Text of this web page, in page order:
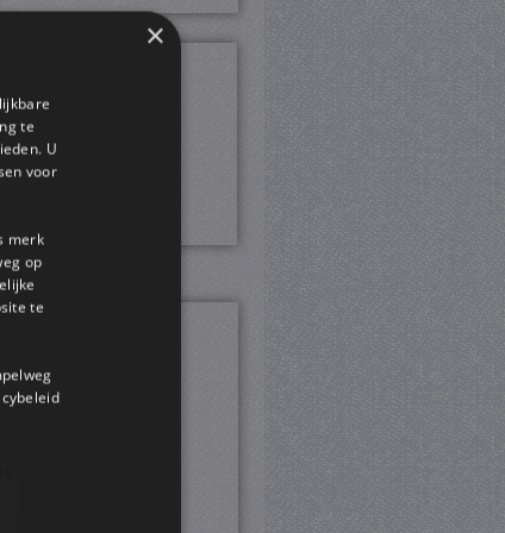
×
te
U
voor
merk
op
te